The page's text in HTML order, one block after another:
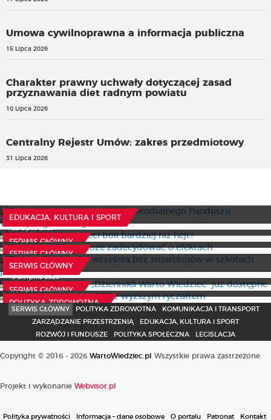
Umowa cywilnoprawna a informacja publiczna
15 Lipca 2026
Charakter prawny uchwały dotyczącej zasad
przyznawania diet radnym powiatu
10 Lipca 2026
Centralny Rejestr Umów: zakres przedmiotowy
31 Lipca 2026
EDUKACJA, KULTURA I SPORT
6 Sierpnia 2026
SERWIS GŁÓWNY
Czy milczenie w sieci boli bardziej niż hejt?
22 Lipca 2026
SERWIS GŁÓWNY
Trenujesz? Dieta może zadecydować o efektach
15 Lipca 2026
SERWIS GŁÓWNY
To już oficjalne. Od września bez smartfonów w szkołach
podstawowych
30 Lipca 2026
SERWIS GŁÓWNY
Specjalne wydanie „Dziennika Warto Wiedzieć” już
dostępne
5 Sierpnia 2026
POLITYKA ZDROWOTNA
Koordynacja opieki POZ z wyższym ryczałtem
16 Lipca 2026
SERWIS GŁÓWNY POLITYKA ZDROWOTNA
KOMUNIKACJA I TRANSPORT
ZARZĄDZANIE PRZESTRZENIĄ
EDUKACJA, KULTURA I SPORT
ROZWÓJ I FUNDUSZE
POLITYKA SPOŁECZNA LEGISLACJA
Copyright © 2016 - 2026 WartoWiedziec.pl Wszystkie prawa zastrzeżone.
Projekt i wykonanie Webvisor.pl
Polityka prywatności Informacja – dane osobowe O portalu Patronat Kontakt